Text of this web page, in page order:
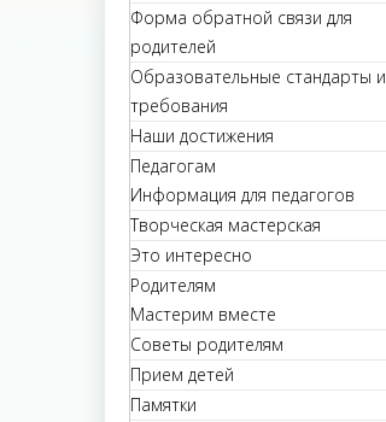
Форма обратной связи для
родителей
Образовательные стандарты и
требования
Наши достижения
Педагогам
Информация для педагогов
Творческая мастерская
Это интересно
Родителям
Мастерим вместе
Советы родителям
Прием детей
Памятки